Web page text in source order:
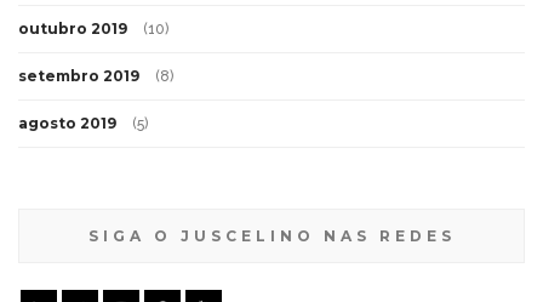
outubro 2019 (10)
setembro 2019 (8)
agosto 2019 (5)
SIGA O JUSCELINO NAS REDES